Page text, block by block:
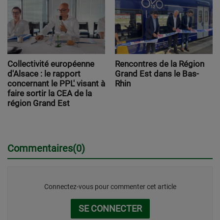
Collectivité européenne
d'Alsace : le rapport
concernant le PPL' visant à
faire sortir la CEA de la
région Grand Est
Rencontres de la Région
Grand Est dans le Bas-
Rhin
Commentaires(0)
Connectez-vous pour commenter cet article
SE CONNECTER